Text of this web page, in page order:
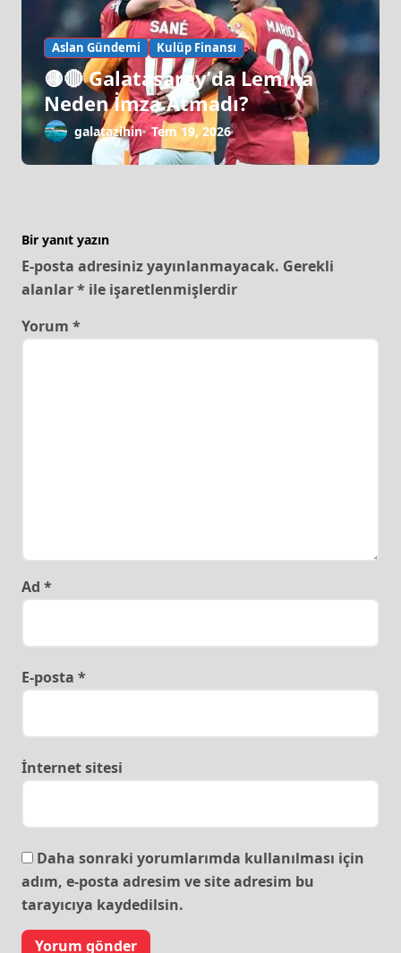
Aslan Gündemi Kulüp Finansı
🟡🔴 Galatasaray’da Lemina
Neden İmza Atmadı?
galatazihin Tem 19, 2026
Bir yanıt yazın
E-posta adresiniz yayınlanmayacak. Gerekli
alanlar* ile işaretlenmişlerdir
Yorum *
Ad *
E-posta *
İnternet sitesi
Daha sonraki yorumlarımda kullanılması için
adım, e-posta adresim ve site adresim bu
tarayıcıya kaydedilsin.